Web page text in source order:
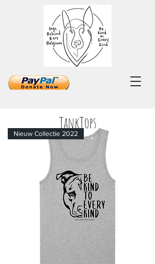
Nieuw Collectie 2022
TankTops